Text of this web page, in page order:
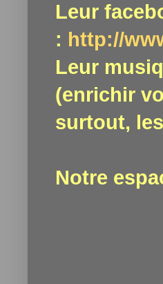
Leur
: http://
Leur
(enrichir
surtout,
Notre